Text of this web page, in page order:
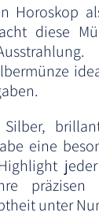
Horoskop
diese
eine
präzisen
unter